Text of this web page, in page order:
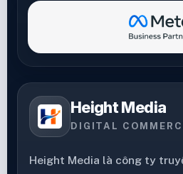
Height Media
DIGITAL
Height Media là công ty